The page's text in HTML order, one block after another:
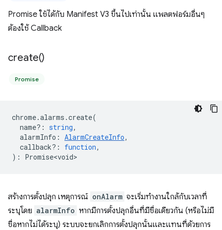
Promise ใช้ได้กับ Manifest V3 ขึ้นไปเท่านั้น แพลตฟอร์มอื่นๆ
ต้องใช้ Callback
create()
Promise
chrome.alarms .create(
name? : string,
alarmInfo : AlarmCreateInfo,
callback? : function,
) : Promise<void>
สร้างการตั้งปลุก เหตุการณ์ onAlarm จะเริ่มทำงานใกล้กับเวลาที่
ระบุโดย alarmInfo หากมีการตั้งปลุกอื่นที่มีชื่อเดียวกัน (หรือไม่มี
ชื่อหากไม่ได้ระบุ) ระบบจะยกเลิกการตั้งปลุกนั้นและแทนที่ด้วยการ